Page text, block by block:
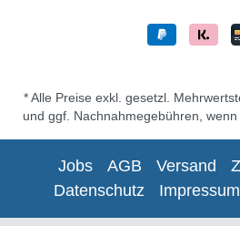
* Alle Preise exkl. gesetzl.
und ggf. Nachnahmegebühren,
Jobs AGB Versand
Datenschutz
Impressum